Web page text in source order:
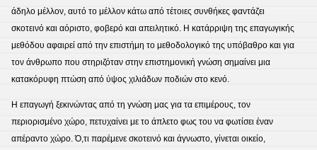
άδηλο μέλλον, αυτό το μέλλον κάτω από τέτοιες συνθήκες φαντάζει
σκοτεινό και αόριστο, φοβερό και απειλητικό. Η κατάρριψη της επαγωγικής
μεθόδου αφαιρεί από την επιστήμη το μεθοδολογικό της υπόβαθρο και για
τον άνθρωπο που στηριζόταν στην επιστημονική γνώση σημαίνει μια
κατακόρυφη πτώση από ύψος χιλιάδων ποδιών στο κενό.
Η επαγωγή ξεκινώντας από τη γνώση μας για τα επιμέρους, τον
περιορισμένο χώρο, πετυχαίνει με το άπλετο φως του να φωτίσει έναν
απέραντο χώρο. Ό,τι παρέμενε σκοτεινό και άγνωστο, γίνεται οικείο,